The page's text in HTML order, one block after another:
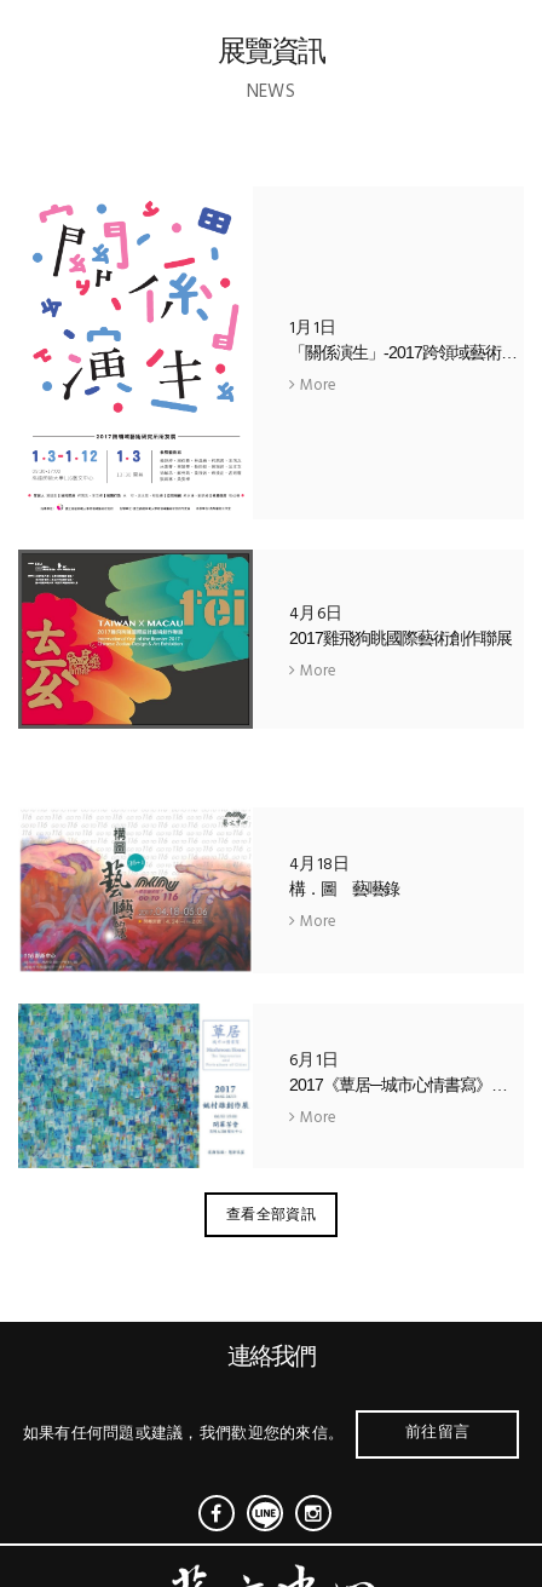
展覽資訊
NEWS
1月1日
「關係演生」-2017跨領域藝術研究所所友展
More
4月6日
2017雞飛狗眺國際藝術創作聯展
More
4月18日
構．圖 藝囈錄
More
6月1日
More
查看全部資訊
連絡我們
如果有任何問題或建議，我們歡迎您的來信。 前往留言